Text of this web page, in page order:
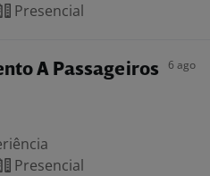
Presencial
A Passageiros 6 ago
Presencial